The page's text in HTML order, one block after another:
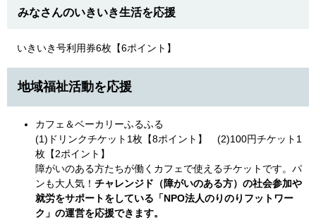
みなさんのいきいき生活を応援
いきいき号利用券6枚【6ポイント】
地域福祉活動を応援
カフェ＆ベーカリーふるふる
(1)ドリンクチケット1枚【8ポイント】 (2)100円チケット1
枚【2ポイント】
障がいのある方たちが働くカフェで使えるチケットです。パ
ンも大人気！ チャレンジド（障がいのある方）の社会参加や
就労をサポートをしている「NPO法人のりのりフットワー
ク」の運営を応援できます。